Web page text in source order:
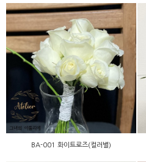
BA-001 화이트로즈(컬러
별)
BA-001 화이트로즈(컬러별)